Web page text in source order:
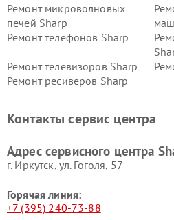
Ремонт микроволновых
печей Sharp
Ремонт телефонов Sharp
Ремонт телевизоров Sharp
Ремонт ресиверов Sharp
Контакты сервис центра
Адрес сервисного центра
г. Иркутск, ул. ​Гоголя, 57
Горячая линия:
+7 (395) 240-73-88